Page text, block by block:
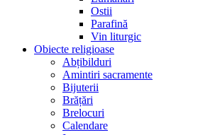
Ostii
Parafină
Vin liturgic
Obiecte religioase
Abțibilduri
Amintiri sacramente
Bijuterii
Brățări
Brelocuri
Calendare